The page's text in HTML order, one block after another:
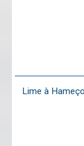
Lime à